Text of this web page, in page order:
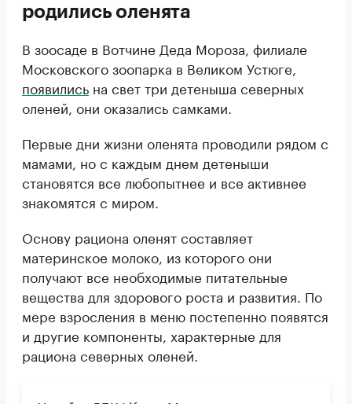
родились оленята
В зоосаде в Вотчине Деда Мороза, филиале
Московского зоопарка в Великом Устюге,
появились на свет три детеныша северных
оленей, они оказались самками.
Первые дни жизни оленята проводили рядом с
мамами, но с каждым днем детеныши
становятся все любопытнее и все активнее
знакомятся с миром.
Основу рациона оленят составляет
материнское молоко, из которого они
получают все необходимые питательные
вещества для здорового роста и развития. По
мере взросления в меню постепенно появятся
и другие компоненты, характерные для
рациона северных оленей.